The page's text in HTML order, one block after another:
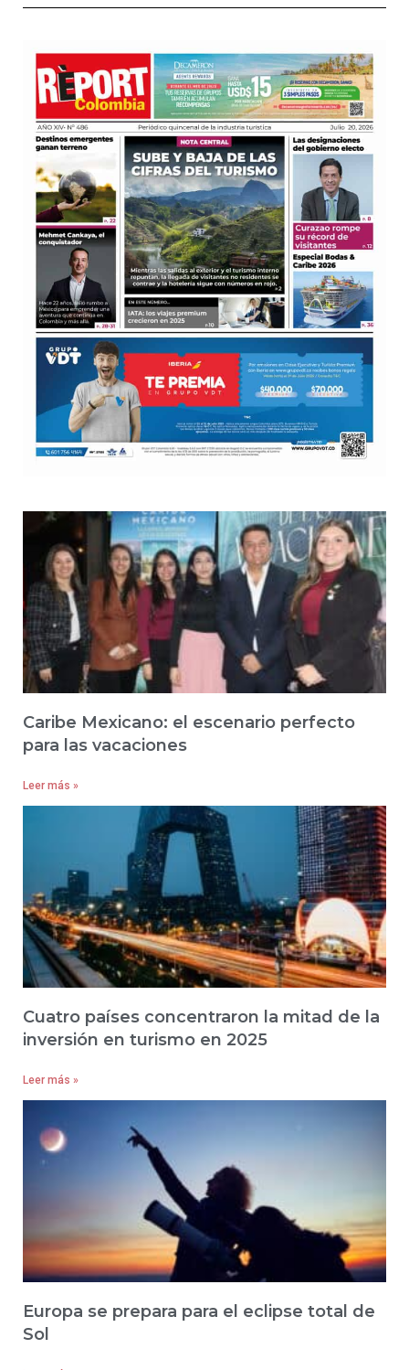
Caribe Mexicano: el escenario perfecto
para las vacaciones
Leer más »
Cuatro países concentraron la mitad de la
inversión en turismo en 2025
Leer más »
Europa se prepara para el eclipse total de
Sol